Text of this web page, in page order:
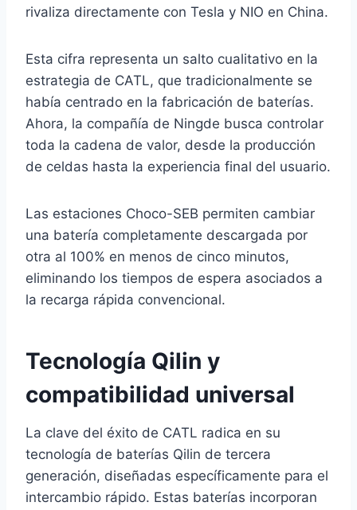
rivaliza directamente con Tesla y NIO en China.
Esta cifra representa un salto cualitativo en la
estrategia de CATL, que tradicionalmente se
había centrado en la fabricación de baterías.
Ahora, la compañía de Ningde busca controlar
toda la cadena de valor, desde la producción
de celdas hasta la experiencia final del usuario.
Las estaciones Choco-SEB permiten cambiar
una batería completamente descargada por
otra al 100% en menos de cinco minutos,
eliminando los tiempos de espera asociados a
la recarga rápida convencional.
Tecnología Qilin y
compatibilidad universal
La clave del éxito de CATL radica en su
tecnología de baterías Qilin de tercera
generación, diseñadas específicamente para el
intercambio rápido. Estas baterías incorporan